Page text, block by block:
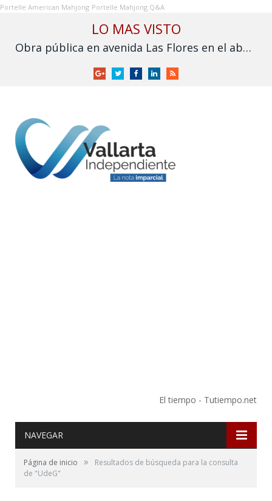
Portelle American Mahjong Portelle Mahjong Q&A
LO MAS VISTO
Obra pública en avenida Las Flores en el abandono
GoogleTwitterFacebookLinkedInRSS
El tiempo - Tutiempo.net
NAVEGAR
Página de inicio »
Resultados de búsqueda para la consulta
de "UdeG"